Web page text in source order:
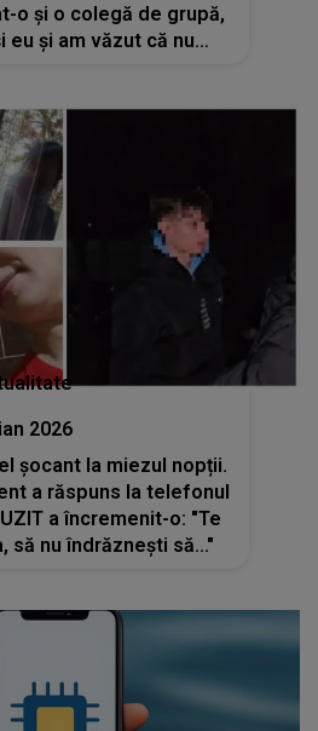
o și o colegă de grupă,
și am văzut că nu
2026
șocant la miezul nopții.
a răspuns la telefonul
a încremenit-o: "Te
să nu îndrăznești să..."